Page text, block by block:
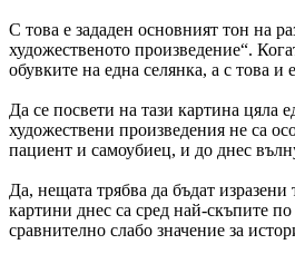
С това е зададен основният тон на
художественото произведение“.
обувките на една селянка, а с това
Да се посвети на тази картина
художествени произведения не са
пациент и самоубиец, и до днес
Да, нещата трябва да бъдат
картини днес са сред най-скъпите
сравнително слабо значение за